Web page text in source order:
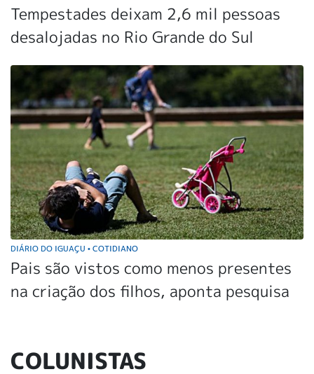
Tempestades deixam 2,6 mil pessoas
desalojadas no Rio Grande do Sul
DIÁRIO DO IGUAÇU • COTIDIANO
Pais são vistos como menos presentes
na criação dos filhos, aponta pesquisa
COLUNISTAS